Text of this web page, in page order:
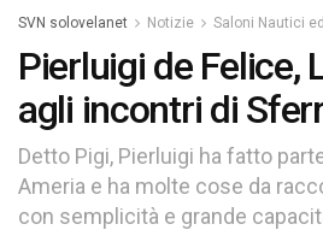
SVN solovelanet Notizie Saloni Nautici
Pierluigi de Felice,
agli incontri di
Detto Pigi, Pierluigi ha fatto
Ameria e ha molte cose da
con semplicità e grande